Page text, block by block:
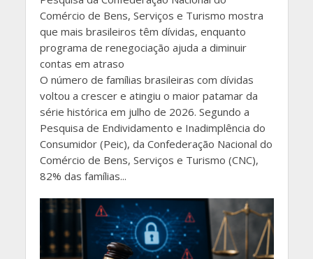
Comércio de Bens, Serviços e Turismo mostra
que mais brasileiros têm dívidas, enquanto
programa de renegociação ajuda a diminuir
contas em atraso
O número de famílias brasileiras com dívidas
voltou a crescer e atingiu o maior patamar da
série histórica em julho de 2026. Segundo a
Pesquisa de Endividamento e Inadimplência do
Consumidor (Peic), da Confederação Nacional do
Comércio de Bens, Serviços e Turismo (CNC),
82% das famílias...